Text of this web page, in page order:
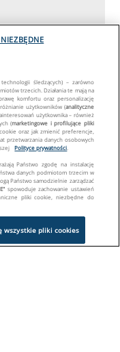
śledzących) – zarówno
trzecich. Działania te mają na
komfortu oraz personalizację
użytkowników (analityczne
użytkownika – również
(marketingowe i profilujące pliki
oraz jak zmienić preferencje,
przetwarzania danych osobowych
Polityce prywatności
Państwo zgodę na instalację
danych podmiotom trzecim w
Państwo samodzielnie zarządzać
spowoduje zachowanie ustawień
pliki cookie, niezbędne do
wszystkie pliki cookies